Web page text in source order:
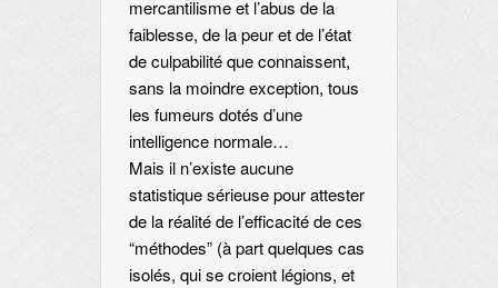
mercantilisme et l’abus de la
faiblesse, de la peur et de l’état
de culpabilité que connaissent,
sans la moindre exception, tous
les fumeurs dotés d’une
intelligence normale…
Mais il n’existe aucune
statistique sérieuse pour attester
de la réalité de l’efficacité de ces
“méthodes” (à part quelques cas
isolés, qui se croient légions, et